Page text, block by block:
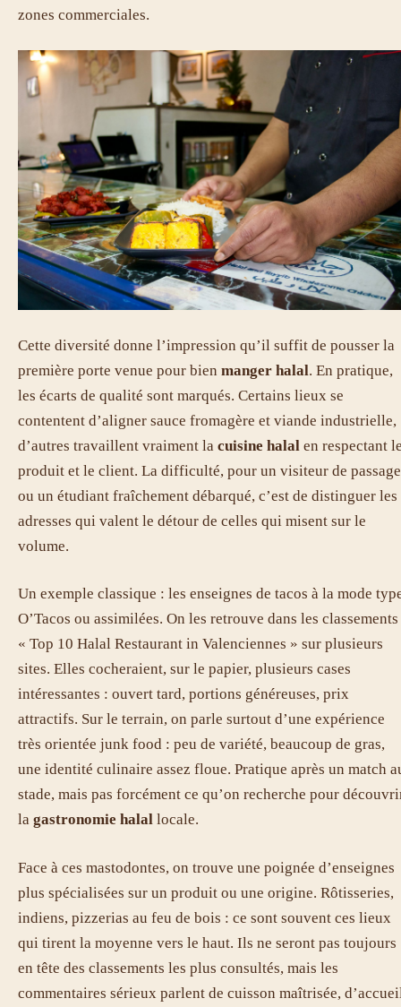
zones commerciales.
Cette diversité donne l’impression qu’il suffit de pousser la
première porte venue pour bien manger halal. En pratique,
les écarts de qualité sont marqués. Certains lieux se
contentent d’aligner sauce fromagère et viande industrielle,
d’autres travaillent vraiment la cuisine halal en respectant
produit et le client. La difficulté, pour un visiteur de passage
ou un étudiant fraîchement débarqué, c’est de distinguer les
adresses qui valent le détour de celles qui misent sur le
volume.
Un exemple classique : les enseignes de tacos à la mode
O’Tacos ou assimilées. On les retrouve dans les classements
« Top 10 Halal Restaurant in Valenciennes » sur plusieurs
sites. Elles cocheraient, sur le papier, plusieurs cases
intéressantes : ouvert tard, portions généreuses, prix
attractifs. Sur le terrain, on parle surtout d’une expérience
très orientée junk food : peu de variété, beaucoup de gras,
une identité culinaire assez floue. Pratique après un match
stade, mais pas forcément ce qu’on recherche pour
la gastronomie halal locale.
Face à ces mastodontes, on trouve une poignée d’enseignes
plus spécialisées sur un produit ou une origine. Rôtisseries,
indiens, pizzerias au feu de bois : ce sont souvent ces lieux
qui tirent la moyenne vers le haut. Ils ne seront pas toujours
en tête des classements les plus consultés, mais les
commentaires sérieux parlent de cuisson maîtrisée,